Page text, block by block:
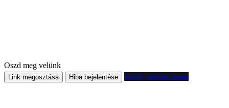
Oszd meg velünk
Link megosztása Hiba bejelentése Küldj nekünk tippet